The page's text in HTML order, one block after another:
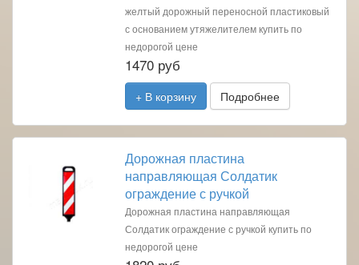
желтый дорожный переносной пластиковый
с основанием утяжелителем купить по
недорогой цене
1470 руб
+ В корзину Подробнее
Дорожная пластина
направляющая Солдатик
ограждение с ручкой
Дорожная пластина направляющая
Солдатик ограждение с ручкой купить по
недорогой цене